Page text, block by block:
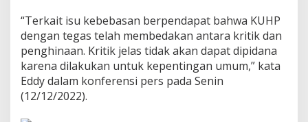
a
t
D
p
i
“Terkait isu kebebasan berpendapat bahwa KUHP
dengan tegas telah membedakan antara kritik dan
penghinaan. Kritik jelas tidak akan dapat dipidana
karena dilakukan untuk kepentingan umum,” kata
Eddy dalam konferensi pers pada Senin
(12/12/2022).